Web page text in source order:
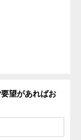
望があればお